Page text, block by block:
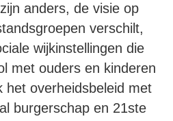
anders, de visie op
verschilt,
wijkinstellingen die
met ouders en kinderen
het overheidsbeleid met
burgerschap en 21ste